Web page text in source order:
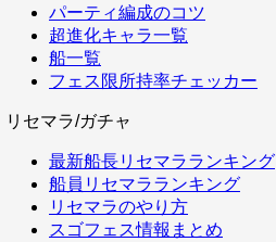
パーティ編成のコツ
超進化キャラ一覧
船一覧
フェス限所持率チェッカー
リセマラ/ガチャ
最新船長リセマラランキング
船員リセマラランキング
リセマラのやり方
スゴフェス情報まとめ